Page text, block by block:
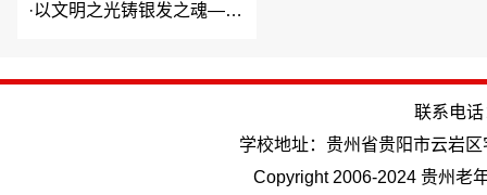
·以文明之光铸银发之魂——贵州...
联系电
学校地址：贵州省贵阳市云岩
Copyright 2006-2024 贵州老